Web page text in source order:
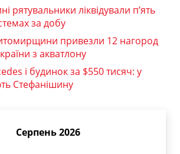
ліквідували п’ять
за добу
привезли 12 нагород
з акватлону
і будинок за $550 тисяч: у
Стефанішину
Серпень 2026